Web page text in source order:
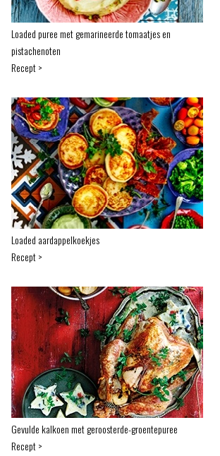
Loaded puree met gemarineerde tomaatjes en
pistachenoten
Recept >
Loaded aardappelkoekjes
Recept >
Gevulde kalkoen met geroosterde-groentepuree
Recept >